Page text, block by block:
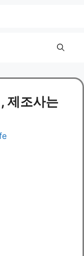
제조사는